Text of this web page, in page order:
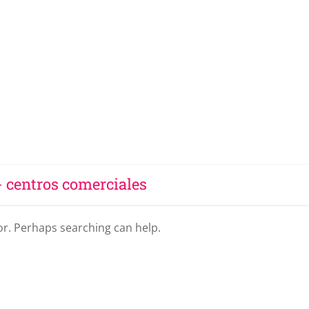
centros comerciales
Perhaps searching can help.